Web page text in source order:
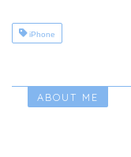
iPhone
ABOUT ME